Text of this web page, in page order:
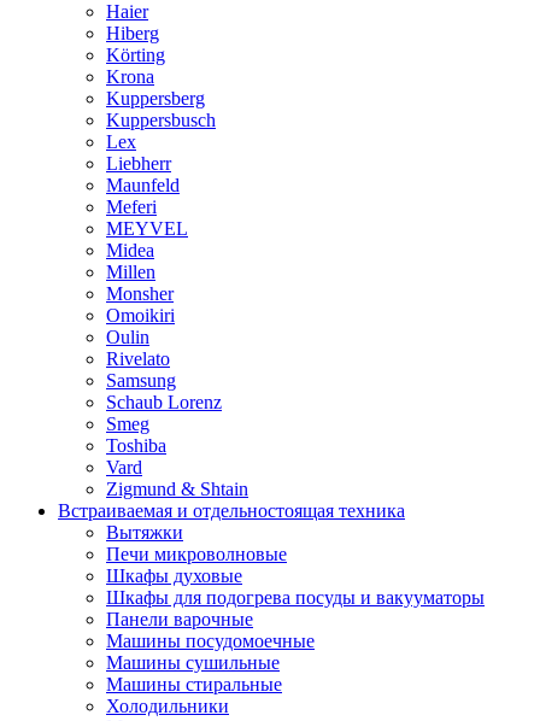
Haier
Hiberg
Körting
Krona
Kuppersberg
Kuppersbusch
Lex
Liebherr
Maunfeld
Meferi
MEYVEL
Midea
Millen
Monsher
Omoikiri
Oulin
Rivelato
Samsung
Schaub Lorenz
Smeg
Toshiba
Vard
Zigmund & Shtain
Встраиваемая и отдельностоящая техника
Вытяжки
Печи микроволновые
Шкафы духовые
Шкафы для подогрева посуды и вакууматоры
Панели варочные
Машины посудомоечные
Машины сушильные
Машины стиральные
Холодильники